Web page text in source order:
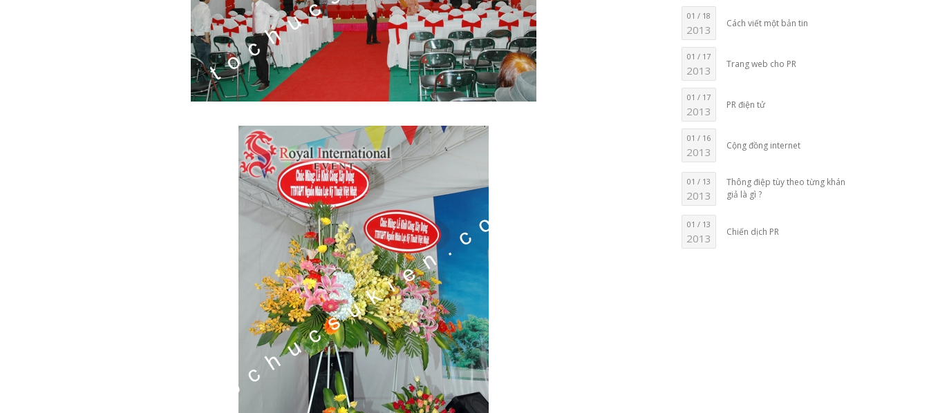
01 / 18
2013 Cách viết một bản tin
01 / 17
2013 Trang web cho PR
01 / 17
2013 PR điện tử
01 / 16
2013 Cộng đồng internet
01 / 13
2013
Thông điệp tùy theo từng khán
giả là gì ?
01 / 13
2013 Chiến dịch PR